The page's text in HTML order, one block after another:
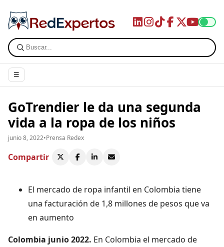
☰
GoTrendier le da una segunda
vida a la ropa de los niños
junio 8, 2022•Prensa Redex
Compartir
El mercado de ropa infantil en Colombia tiene
una facturación de 1,8 millones de pesos que va
en aumento
Colombia junio 2022. En Colombia el mercado de